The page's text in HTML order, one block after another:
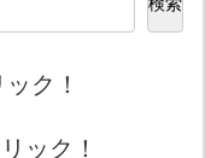
ク！
ック！